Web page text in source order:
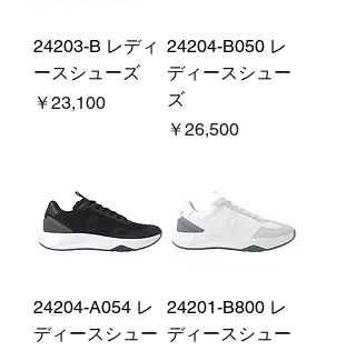
24203-B レディ
ースシューズ
価格
￥23,100
24204-B050 レ
ディースシュー
ズ
価格
￥26,500
24204-A054 レ
ディースシュー
24201-B800 レ
ディースシュー